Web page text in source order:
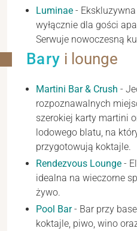
Luminae -
wyłącznie dla gości
Serwuje nowoczesną
Bary i lounge
Martini Bar & Crush -
rozpoznawalnych
szerokiej karty martini
lodowego blatu, na
przygotowują koktajle.
Rendezvous Lounge -
idealna na wieczorne
żywo.
Pool Bar- Bar przy
koktajle, piwo, wino